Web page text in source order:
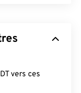
vers ces